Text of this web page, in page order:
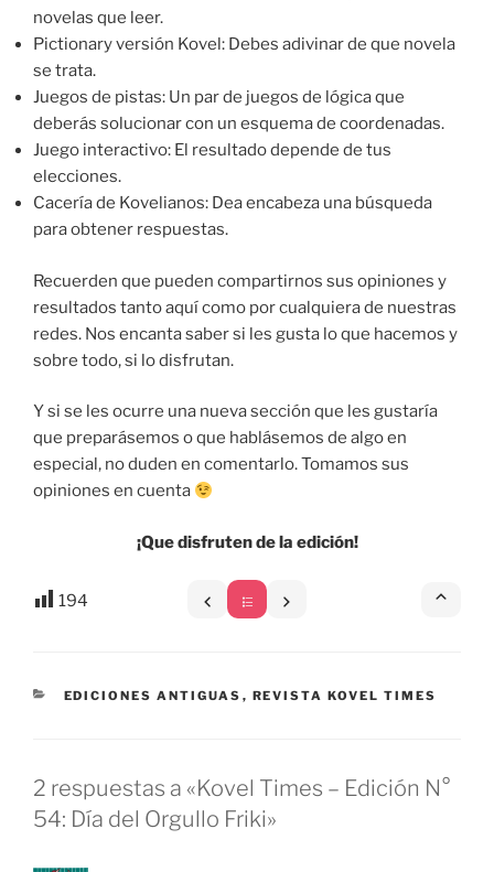
novelas que leer.
Pictionary versión Kovel: Debes adivinar de que novela
se trata.
Juegos de pistas: Un par de juegos de lógica que
deberás solucionar con un esquema de coordenadas.
Juego interactivo: El resultado depende de tus
elecciones.
Cacería de Kovelianos: Dea encabeza una búsqueda
para obtener respuestas.
Recuerden que pueden compartirnos sus opiniones y
resultados tanto aquí como por cualquiera de nuestras
redes. Nos encanta saber si les gusta lo que hacemos y
sobre todo, si lo disfrutan.
Y si se les ocurre una nueva sección que les gustaría
que preparásemos o que hablásemos de algo en
especial, no duden en comentarlo. Tomamos sus
opiniones en cuenta
¡Que disfruten de la edición!
194
CATEGORÍAS
EDICIONES ANTIGUAS , REVISTA KOVEL TIMES
2 respuestas a «Kovel Times – Edición N°
54: Día del Orgullo Friki»